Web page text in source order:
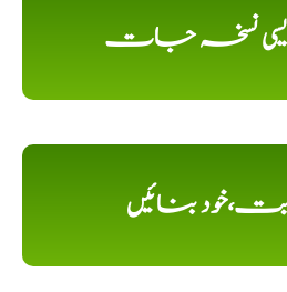
دیسی نسخہ جات
بنائیں